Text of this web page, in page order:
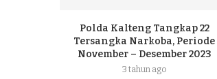
Polda Kalteng Tangkap 22
Tersangka Narkoba, Periode
November – Desember 2023
3 tahun ago